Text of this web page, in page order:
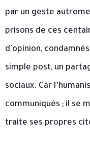
par un geste
prisons de ces
d’opinion,
simple post, un
sociaux. Car
communiqués ; il se
traite ses propres